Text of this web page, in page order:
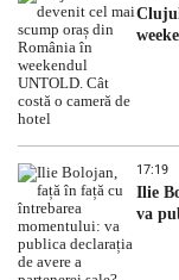
17:19
Ilie
va